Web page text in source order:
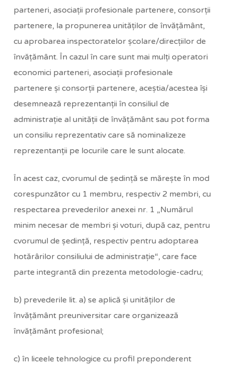
parteneri, asociaţii profesionale partenere, consorţii
partenere, la propunerea unităţilor de învăţământ,
cu aprobarea inspectoratelor şcolare/direcţiilor de
învăţământ. În cazul în care sunt mai mulţi operatori
economici parteneri, asociaţii profesionale
partenere şi consorţii partenere, aceştia/acestea îşi
desemnează reprezentanţii în consiliul de
administraţie al unităţii de învăţământ sau pot forma
un consiliu reprezentativ care să nominalizeze
reprezentanţii pe locurile care le sunt alocate.
În acest caz, cvorumul de şedinţă se măreşte în mod
corespunzător cu 1 membru, respectiv 2 membri, cu
respectarea prevederilor anexei nr. 1 „Numărul
minim necesar de membri şi voturi, după caz, pentru
cvorumul de şedinţă, respectiv pentru adoptarea
hotărârilor consiliului de administraţie“, care face
parte integrantă din prezenta metodologie-cadru;
b) prevederile lit. a) se aplică şi unităţilor de
învăţământ preuniversitar care organizează
învăţământ profesional;
c) în liceele tehnologice cu profil preponderent